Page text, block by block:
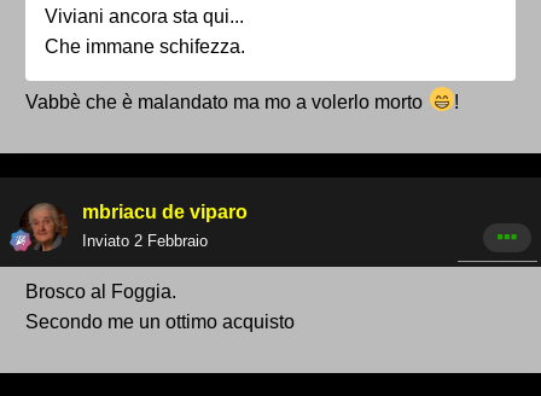
Viviani ancora sta qui...
Che immane schifezza.
Vabbè che è malandato ma mo a volerlo morto !
mbriacu de viparo
Inviato 2 Febbraio
Brosco al Foggia.
Secondo me un ottimo acquisto